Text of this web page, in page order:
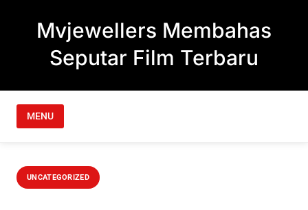
Mvjewellers Membahas
Seputar Film Terbaru
MENU
UNCATEGORIZED